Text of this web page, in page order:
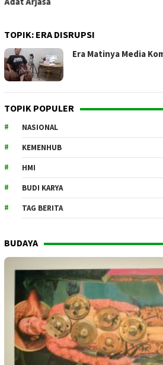
TOPIK: ERA DISRUPSI
Era Matinya Media
TOPIK POPULER
NASIONAL
KEMENHUB
HMI
BUDI KARYA
TAG BERITA
BUDAYA